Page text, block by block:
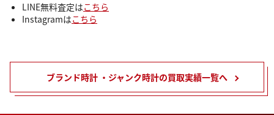
LINE無料査定はこちら
Instagramはこちら
ブランド時計 ・ジャンク時計の買取実績一覧へ